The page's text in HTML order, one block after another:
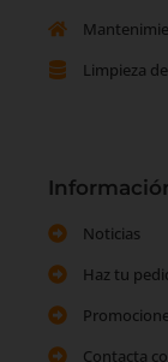
Limpieza
Noticias
Haz tu
Contacta